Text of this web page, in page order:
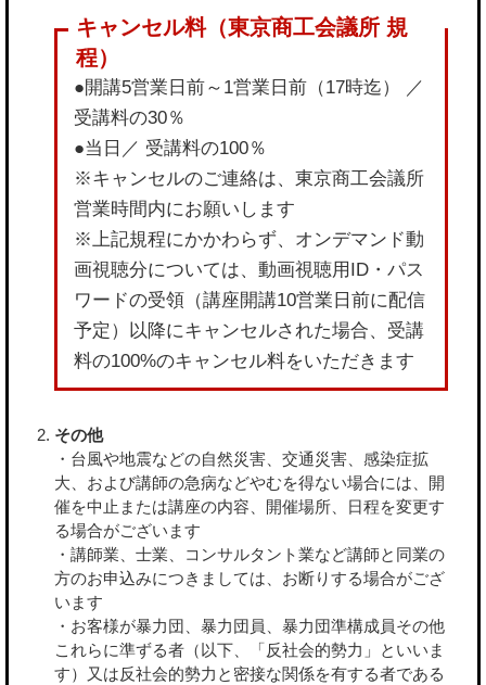
●開講5営業日前～1営業日前（17時迄） ／
受講料の30％
●当日／ 受講料の100％
※キャンセルのご連絡は、東京商工会議所
営業時間内にお願いします
※上記規程にかかわらず、オンデマンド動
画視聴分については、動画視聴用ID・パス
ワードの受領（講座開講10営業日前に配信
予定）以降にキャンセルされた場合、受講
料の100%のキャンセル料をいただきます
その他
・台風や地震などの自然災害、交通災害、感染症拡
大、および講師の急病などやむを得ない場合には、開
催を中止または講座の内容、開催場所、日程を変更す
る場合がございます
・講師業、士業、コンサルタント業など講師と同業の
方のお申込みにつきましては、お断りする場合がござ
います
・お客様が暴力団、暴力団員、暴力団準構成員その他
これらに準ずる者（以下、「反社会的勢力」といいま
す）又は反社会的勢力と密接な関係を有する者である